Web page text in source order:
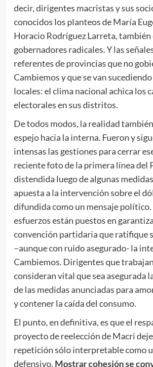
decir, dirigentes macristas y sus
conocidos los planteos de María
Horacio Rodríguez Larreta, también
gobernadores radicales. Y las
referentes de provincias que no
Cambiemos y que se van
locales: el clima nacional achica los
electorales en sus distritos.
De todos modos, la realidad
espejo hacia la interna. Fueron y
intensas las gestiones para cerrar
reciente foto de la primera línea del
distendida luego de algunas
apuesta a la intervención sobre el
difundida como un mensaje político.
esfuerzos están puestos en
convención partidaria que ratifique
–aunque con ruido asegurado- la
Cambiemos. Dirigentes que
consideran vital que sea asegurada
de las medidas anunciadas para
y contener la caída del consumo.
El punto, en definitiva, es que el
proyecto de reelección de Macri
repetición sólo interpretable como
defensivo. Mostrar cohesión se